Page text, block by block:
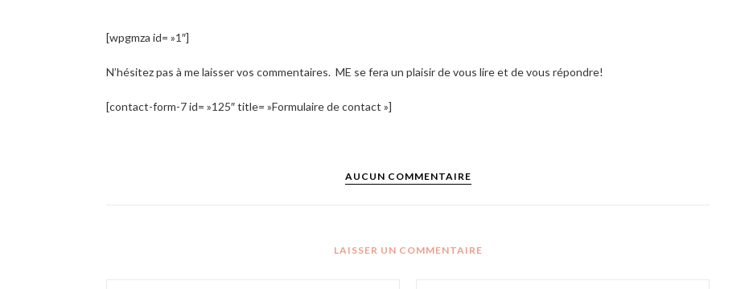
[wpgmza id= »1″]
N’hésitez pas à me laisser vos commentaires. ME se fera un plaisir de vous lire et de vous répondre!
[contact-form-7 id= »125″ title= »Formulaire de contact »]
AUCUN COMMENTAIRE
LAISSER UN COMMENTAIRE